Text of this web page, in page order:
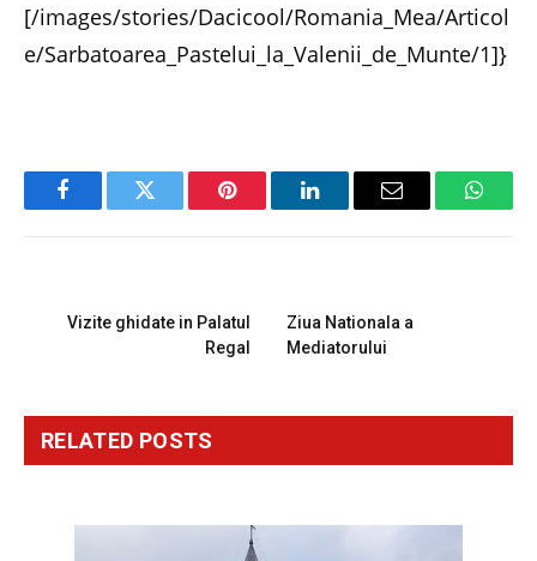
[/images/stories/Dacicool/Romania_Mea/Articol
e/Sarbatoarea_Pastelui_la_Valenii_de_Munte/1]}
FacebookTwitter Pinterest LinkedInEmail
Vizite ghidate in Palatul
Regal
Ziua Nationala a
Mediatorului
RELATED POSTS